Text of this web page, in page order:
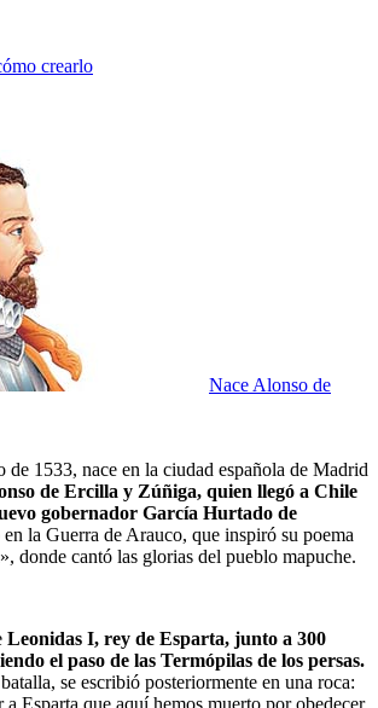
crearlo
Nace Alonso de
de 1533, nace en la ciudad española de Madrid
de Ercilla y Zúñiga, quien llegó a Chile
gobernador García Hurtado de
la Guerra de Arauco, que inspiró su poema
donde cantó las glorias del pueblo mapuche.
Leonidas I, rey de Esparta, junto a 300
el paso de las Termópilas de los persas.
se escribió posteriormente en una roca: